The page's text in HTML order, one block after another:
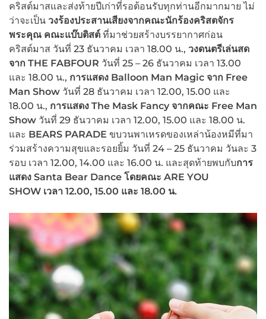
คริสต์มาสและส่งท้ายปีเก่าที่รอต้อนรับทุกท่านอีกมากมาย ไม่
ว่าจะเป็น วงร้องประสานเสียงจากคณะนักร้องคริสตจักร
พระคุณ คณะแบ๊บติสต์ ที่มาช่วยสร้างบรรยากาศก่อน
คริสต์มาส วันที่ 23 ธันวาคม เวลา 18.00 น., วงดนตรีเล่นสด
จาก THE FABFOUR วันที่ 25 – 26 ธันวาคม เวลา 13.00
และ 18.00 น., การแสดง Balloon Man Magic จาก Free
Man Show วันที่ 28 ธันวาคม เวลา 12.00, 15.00 และ
18.00 น., การแสดง The Mask Fancy จากคณะ Free Man
Show วันที่ 29 ธันวาคม เวลา 12.00, 15.00 และ 18.00 น.
และ BEARS PARADE ขบวนพาเหรดของเหล่าน้องหมีที่มา
ร่วมสร้างความสุขและรอยยิ้ม วันที่ 24 – 25 ธันวาคม วันละ 3
รอบ เวลา 12.00, 14.00 และ 16.00 น. และสุดท้ายพบกับการ
แสดง Santa Bear Dance โดยคณะ ARE YOU
SHOW เวลา 12.00, 15.00 และ 18.00 น.